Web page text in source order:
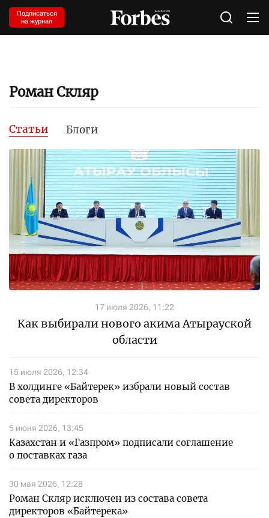
Подписаться
на журнал
Роман Скляр
Статьи Блоги
17 июля 2026, 11:22
Как выбирали нового акима Атырауской
области
15 июля 2026, 12:34
В холдинге «Байтерек» избрали новый состав
совета директоров
5 июня 2026, 13:45
Казахстан и «Газпром» подписали соглашение
о поставках газа
30 мая 2026, 12:28
Роман Скляр исключен из состава совета
директоров «Байтерека»